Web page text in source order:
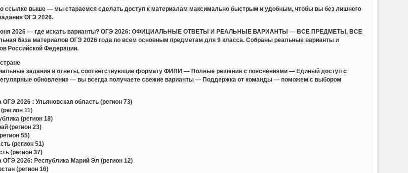
ссылке выше — мы стараемся сделать доступ к материалам максимально быстрым и удобным, чтобы вы без лишнего
ОГЭ 2026.
июня 2026 — где искать варианты? ОГЭ 2026: ОФИЦИАЛЬНЫЕ ОТВЕТЫ И РЕАЛЬНЫЕ ВАРИАНТЫ — ВСЕ ПРЕДМЕТЫ, ВСЕ
база материалов ОГЭ 2026 года по всем основным предметам для 9 класса. Собраны реальные варианты и
Российской Федерации.
задания и ответы, соответствующие формату ФИПИ — Полные решения с пояснениями — Единый доступ с
обновления — вы всегда получаете свежие варианты — Поддержка от команды — поможем с выбором
2026 : Ульяновская область (регион 73)
11)
(регион 18)
(регион 23)
55)
(регион 51)
(регион 37)
2026: Республика Марий Эл (регион 12)
(регион 16)